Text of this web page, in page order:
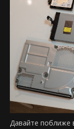
Давайте поближе